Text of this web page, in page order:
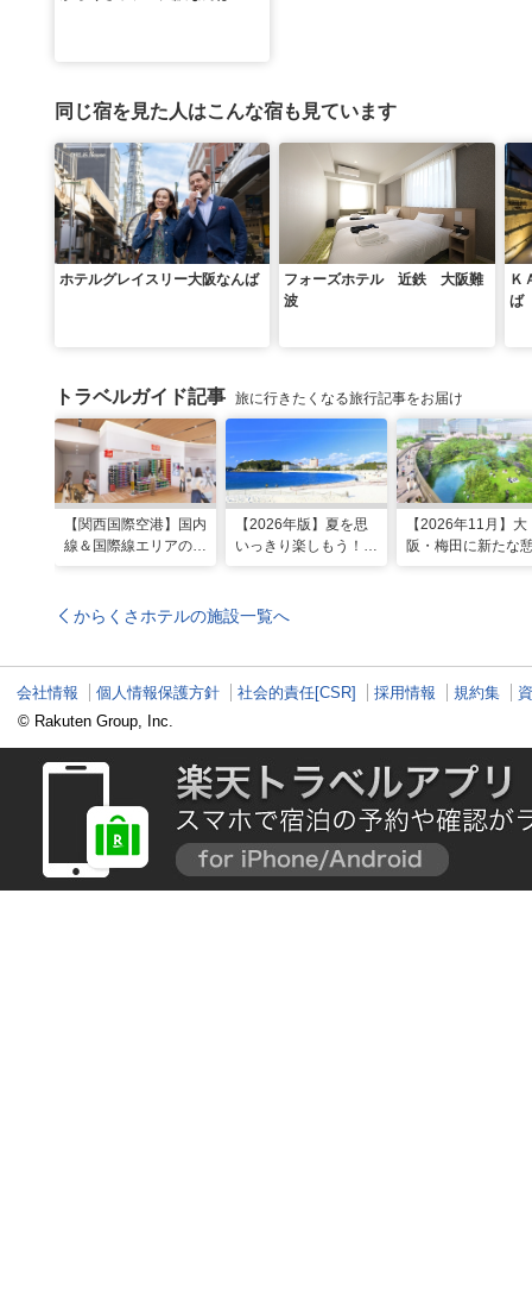
同じ宿を見た人はこんな宿も見ています
ホテルグレイスリー大阪なんば
フォーズホテル 近鉄 大阪難
波
Ｋ
ば
トラベルガイド記事 旅に行きたくなる旅行記事をお届け
【関西国際空港】国内
線＆国際線エリアの大
【2026年版】夏を思
いっきり楽しもう！関
【2026年11月】大
阪・梅田に新たな
からくさホテルの施設一覧へ
会社情報 個人情報保護方針 社会的責任[CSR] 採用情報 規約集
© Rakuten Group, Inc.